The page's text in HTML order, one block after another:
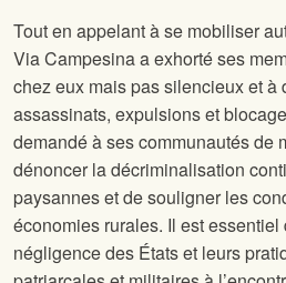
Tout en appelant à se mobiliser
Via Campesina a exhorté ses
chez eux mais pas silencieux et
assassinats, expulsions et
demandé à ses communautés de
dénoncer la décriminalisation
paysannes et de souligner les
économies rurales. Il est
négligence des États et leurs